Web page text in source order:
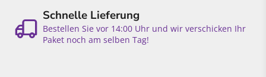
Schnelle Lieferung
Bestellen Sie vor 14:00 Uhr und wir verschicken Ihr
Paket noch am selben Tag!